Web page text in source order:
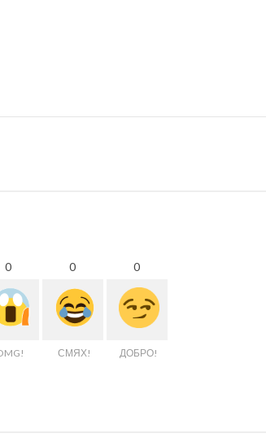
0 0
СМЯХ!
0
ДОБРО!